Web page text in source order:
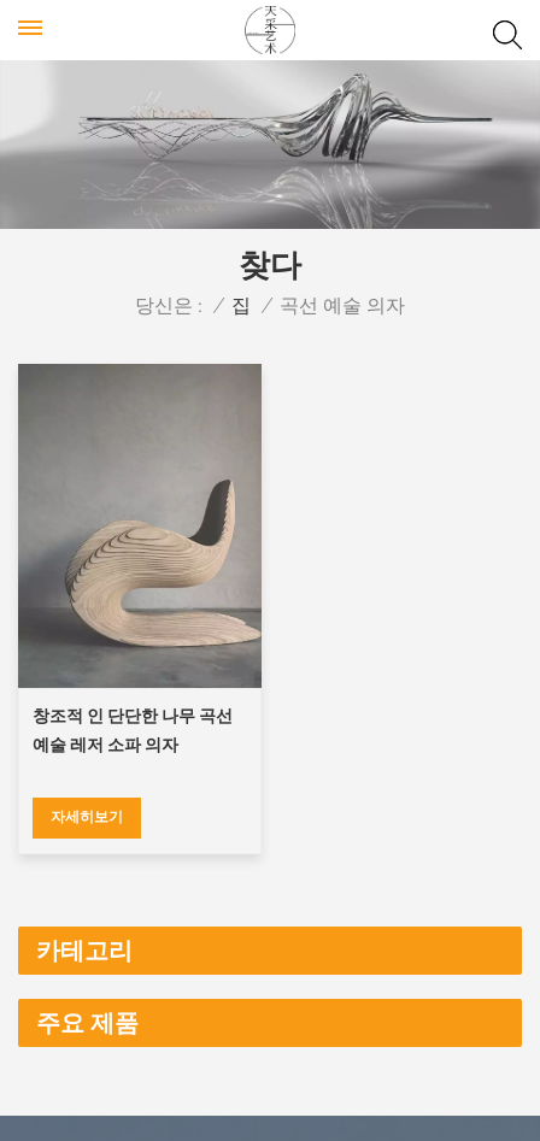
찾다
당신은 : / 집 / 곡선 예술 의자
창조적 인 단단한 나무 곡선
예술 레저 소파 의자
자세히보기
카테고리
주요 제품